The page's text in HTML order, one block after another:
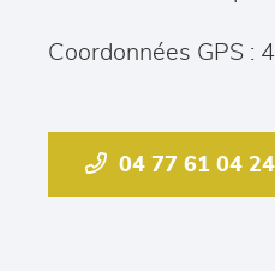
Coordonnées GPS :
04 77 61 04 24